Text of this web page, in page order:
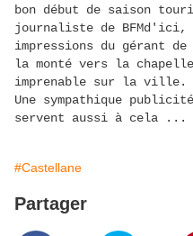
bon début de saison
journaliste de BFMd'ici,
impressions du gérant
la monté vers la
imprenable sur la ville.
Une sympathique
servent aussi à cela ...
#Castellane
Partager